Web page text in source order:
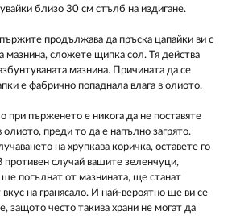
близо 30 см стълб на издигане.
продължава да пръска цапайки ви с
мазнина, сложете щипка сол. Тя действа
мазнина. Причината да се
е фабрично попаднала влага в олиото.
пърженето е никога да не поставяте
олиото, преди то да е напълно загрято.
на хрупкава коричка, оставете го
случай вашите зеленчуци,
погълнат от мазнината, ще станат
на гранясало. И най-вероятно ще ви се
защото често такива храни не могат да